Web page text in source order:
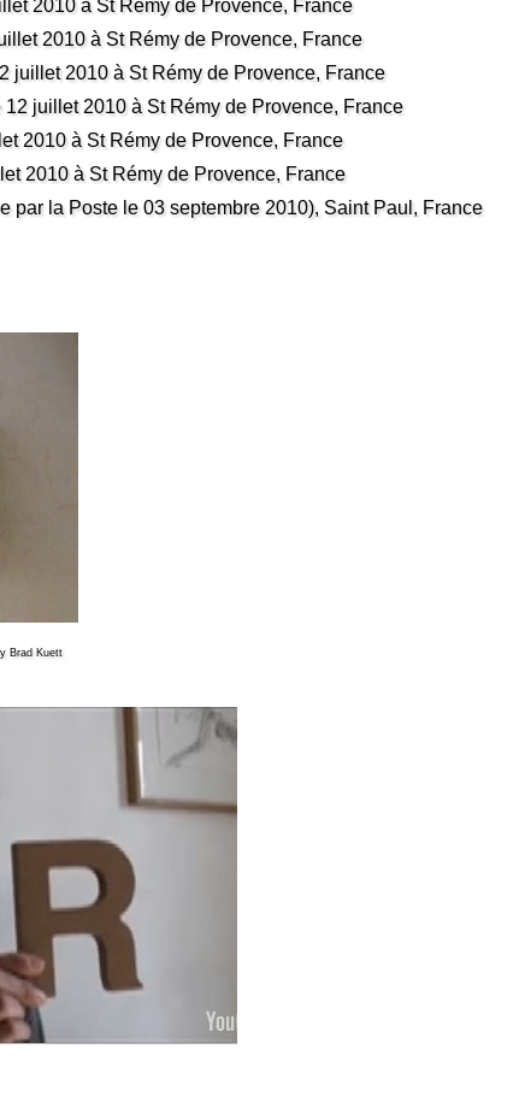
2010 à St Rémy de Provence, France
2010 à St Rémy de Provence, France
juillet 2010 à St Rémy de Provence, France
juillet 2010 à St Rémy de Provence, France
2010 à St Rémy de Provence, France
2010 à St Rémy de Provence, France
par la Poste le 03 septembre 2010), Saint Paul, France
Brad Kuett